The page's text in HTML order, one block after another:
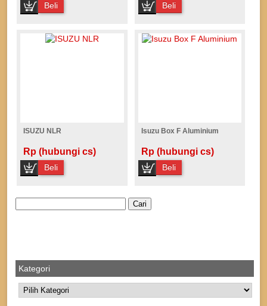
Beli Beli
ISUZU NLR
Rp (hubungi cs)
Beli
Isuzu Box F Aluminium
Rp (hubungi cs)
Beli
untuk:
Kategori
Kategori